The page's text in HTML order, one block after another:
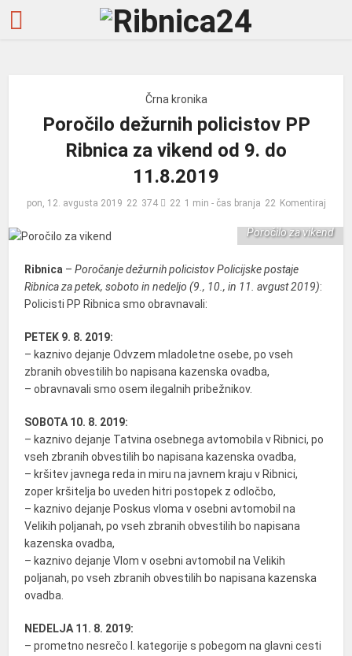
Črna kronika
Poročilo dežurnih policistov PP
Ribnica za vikend od 9. do
11.8.2019
pon, 12. avgusta 2019 374 1 min - čas branja Komentiraj
Poročilo za vikend
Ribnica –Poročanje dežurnih policistov Policijske postaje
Ribnica za petek, soboto in nedeljo (9., 10., in 11. avgust 2019):
Policisti PP Ribnica smo obravnavali:
PETEK 9. 8. 2019:
– kaznivo dejanje Odvzem mladoletne osebe, po vseh
zbranih obvestilih bo napisana kazenska ovadba,
– obravnavali smo osem ilegalnih pribežnikov.
SOBOTA 10. 8. 2019:
– kaznivo dejanje Tatvina osebnega avtomobila v Ribnici, po
vseh zbranih obvestilih bo napisana kazenska ovadba,
– kršitev javnega reda in miru na javnem kraju v Ribnici,
zoper kršitelja bo uveden hitri postopek z odločbo,
– kaznivo dejanje Poskus vloma v osebni avtomobil na
Velikih poljanah, po vseh zbranih obvestilih bo napisana
kazenska ovadba,
– kaznivo dejanje Vlom v osebni avtomobil na Velikih
poljanah, po vseh zbranih obvestilih bo napisana kazenska
ovadba.
NEDELJA 11. 8. 2019:
– prometno nesrečo I. kategorije s pobegom na glavni cesti